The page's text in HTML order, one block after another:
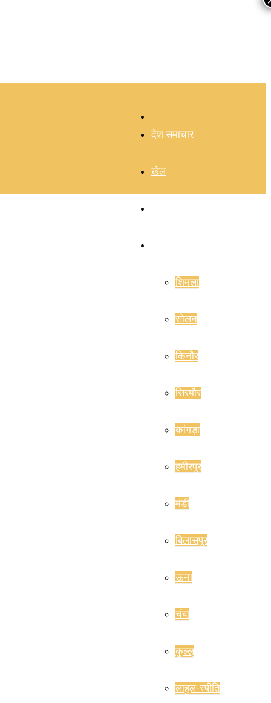
देश समाचार
खेल
शिमला
सोलन
किनौर
सिरमौर
कांगड़ा
हमीरपुर
मंडी
बिलासपुर
ऊना
चंबा
कुल्लू
लाहुल-स्पीति